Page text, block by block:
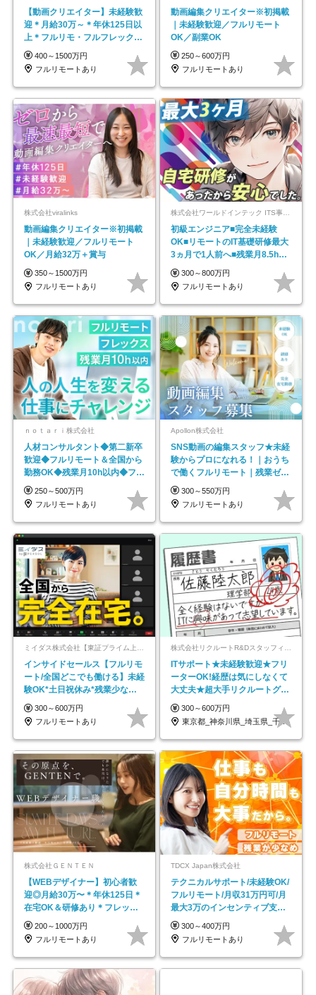
【動画クリエイター】未経験歓
迎＊月給30万～＊年休125日以
上＊フルリモ・フルフレックス
◆10名の採用が決定◆
400～1500万円
フルリモートあり
動画編集クリエイター※初掲載
｜未経験歓迎／フルリモート
OK／副業OK
250～600万円
フルリモートあり
株式会社viralinks
動画編集クリエイター※初掲載
｜未経験歓迎／フルリモート
OK／月給32万＋賞与
350～1500万円
フルリモートあり
株式会社ワールドインテック ITS事業部【東証プライム上場グループ】
初級エンジニア■完全未経験
OK■リモートのIT基礎研修最大
3ヵ月で1人前へ■残業月8.5h■
安定基盤/STR
300～800万円
フルリモートあり
ｎｏｔａｒｉ株式会社
人材コンサルタント◆第二新卒
歓迎◆フルリモート＆全国から
勤務OK◆残業月10h以内◆フレ
ックス制
250～500万円
フルリモートあり
Apollon株式会社
SNS動画の編集スタッフ★未経
験からプロになれる！｜おうち
で働くフルリモート｜残業ゼロ
で18時退勤◎
300～550万円
フルリモートあり
インサイドセールス【フルリモ
ート/全国どこでも働ける】未経
験OK*土日祝休み*残業少なめ*
在宅勤務手当あり
300～600万円
フルリモートあり
ITサポート★未経験歓迎★フリ
ーターOK!経歴は気にしなくて
大丈夫★超大手リクルートグル
ープの正社員/sg
300～600万円
東京都_神奈川県_埼玉県_千葉県_大阪府…
株式会社ＧＥＮＴＥＮ
【WEBデザイナー】初⼼者歓
迎◎⽉給30万〜＊年休125⽇＊
在宅OK＆研修あり＊フレック
ス
200～1000万円
フルリモートあり
TDCX Japan株式会社
テクニカルサポート/未経験OK/
フルリモート/月収31万円可/月
最大3万のインセンティブ支給/
平均年齢33歳
300～400万円
フルリモートあり